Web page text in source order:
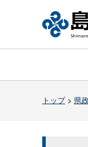
トップ> 県